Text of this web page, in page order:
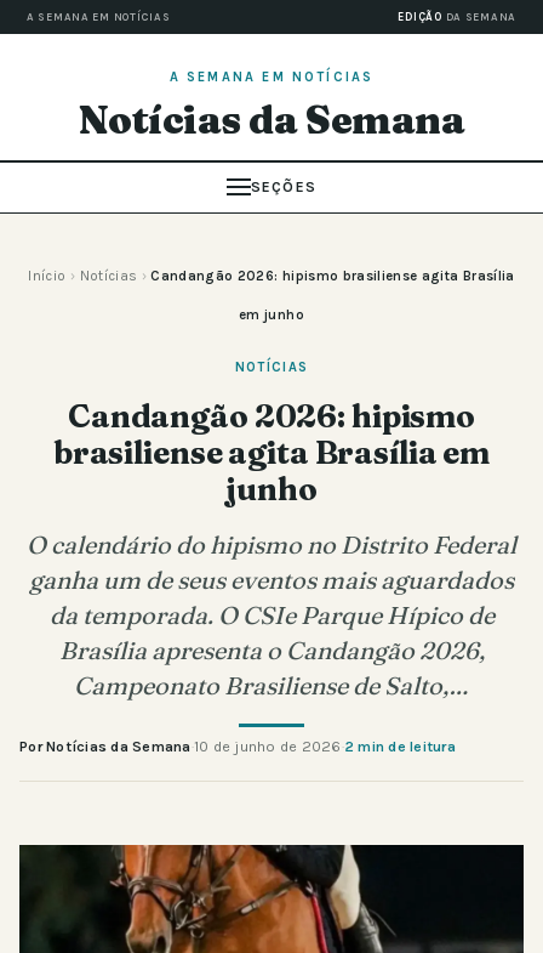
A SEMANA EM NOTÍCIAS EDIÇÃO DA SEMANA
A SEMANA EM NOTÍCIAS
Notícias da Semana
SEÇÕES
Início › Notícias › Candangão 2026: hipismo brasiliense agita Brasília
em junho
NOTÍCIAS
Candangão 2026: hipismo
brasiliense agita Brasília em
junho
O calendário do hipismo no Distrito Federal
ganha um de seus eventos mais aguardados
da temporada. O CSIe Parque Hípico de
Brasília apresenta o Candangão 2026,
Campeonato Brasiliense de Salto,…
Por Notícias da Semana·10 de junho de 2026·2 min de leitura